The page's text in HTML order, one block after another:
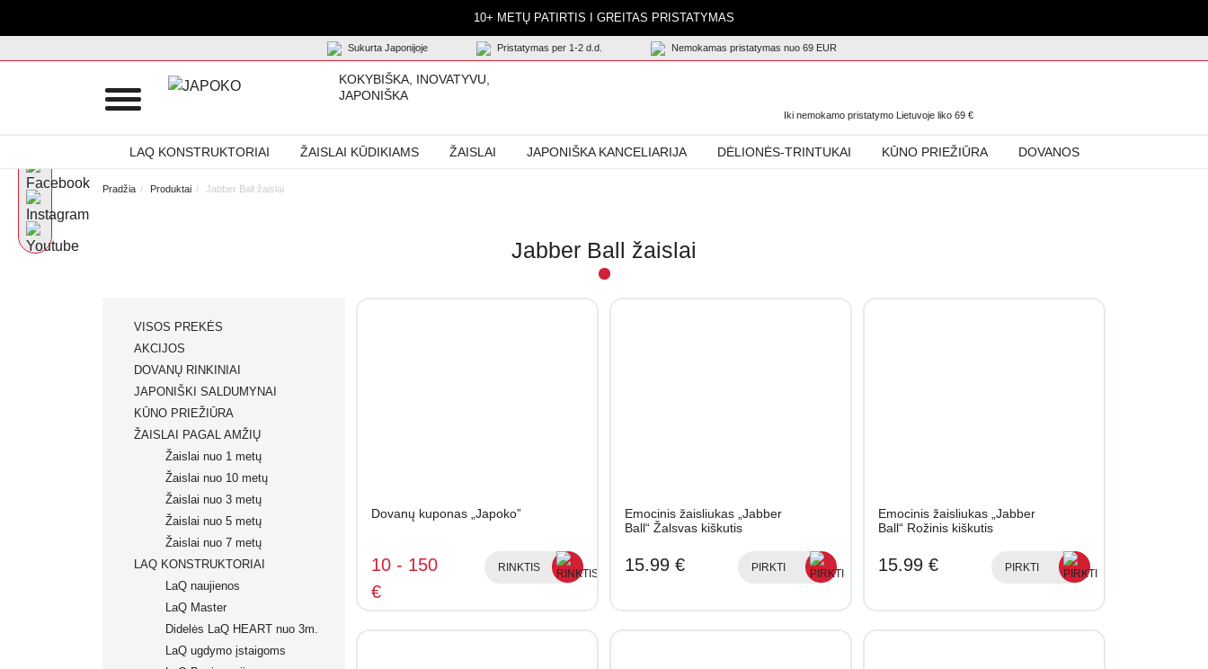
10+ METŲ PATIRTIS I GREITAS PRISTATYMAS
Sukurta Japonijoje Pristatymas per 1-2 d.d. Nemokamas pristatymas nuo 69 EUR
KOKYBIŠKA, INOVATYVU,
JAPONIŠKA
Iki nemokamo pristatymo Lietuvoje liko 69 €
LAQ KONSTRUKTORIAI ŽAISLAI KŪDIKIAMS ŽAISLAI JAPONIŠKA KANCELIARIJA DĖLIONĖS-TRINTUKAI KŪNO PRIEŽIŪRA DOVANOS
Pradžia Produktai Jabber Ball žaislai
Jabber Ball žaislai
VISOS PREKĖS
AKCIJOS
DOVANŲ RINKINIAI
JAPONIŠKI SALDUMYNAI
KŪNO PRIEŽIŪRA
ŽAISLAI PAGAL AMŽIŲ
Žaislai nuo 1 metų
Žaislai nuo 10 metų
Žaislai nuo 3 metų
Žaislai nuo 5 metų
Žaislai nuo 7 metų
LAQ KONSTRUKTORIAI
LaQ naujienos
LaQ Master
Didelės LaQ HEART nuo 3m.
LaQ ugdymo įstaigoms
Dovanų kuponas „Japoko”
10 - 150
€
RINKTIS
Emocinis žaisliukas „Jabber
Ball“ Žalsvas kiškutis
15.99 € PIRKTI
Emocinis žaisliukas „Jabber
Ball“ Rožinis kiškutis
15.99 € PIRKTI